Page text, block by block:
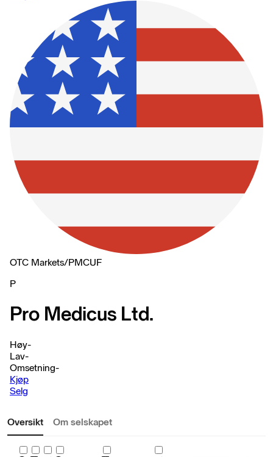
OTC Markets/PMCUF
P
Pro Medicus Ltd.
Høy-
Lav-
Omsetning-
Kjøp
Selg
Oversikt Om selskapet